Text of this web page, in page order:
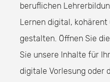
beruflichen
Lernen digital,
gestalten. Öffnen Sie die
Sie unsere Inhalte für
digitale Vorlesung oder